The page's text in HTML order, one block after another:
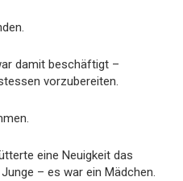
damit beschäftigt –
vorzubereiten.
eine Neuigkeit das
– es war ein Mädchen.